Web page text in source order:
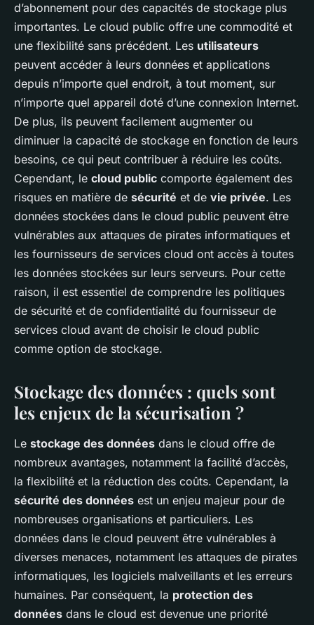
d’abonnement pour des capacités de stockage plus
importantes. Le cloud public offre une commodité et
une flexibilité sans précédent. Les utilisateurs
peuvent accéder à leurs données et applications
depuis n’importe quel endroit, à tout moment, sur
n’importe quel appareil doté d’une connexion Internet.
De plus, ils peuvent facilement augmenter ou
diminuer la capacité de stockage en fonction de leurs
besoins, ce qui peut contribuer à réduire les coûts.
Cependant, le cloud public comporte également des
risques en matière de sécurité et de vie privée. Les
données stockées dans le cloud public peuvent être
vulnérables aux attaques de pirates informatiques et
les fournisseurs de services cloud ont accès à toutes
les données stockées sur leurs serveurs. Pour cette
raison, il est essentiel de comprendre les politiques
de sécurité et de confidentialité du fournisseur de
services cloud avant de choisir le cloud public
comme option de stockage.
Stockage des données : quels sont
les enjeux de la sécurisation ?
Le stockage des données dans le cloud offre de
nombreux avantages, notamment la facilité d’accès,
la flexibilité et la réduction des coûts. Cependant, la
sécurité des données est un enjeu majeur pour de
nombreuses organisations et particuliers. Les
données dans le cloud peuvent être vulnérables à
diverses menaces, notamment les attaques de pirates
informatiques, les logiciels malveillants et les erreurs
humaines. Par conséquent, la protection des
données dans le cloud est devenue une priorité